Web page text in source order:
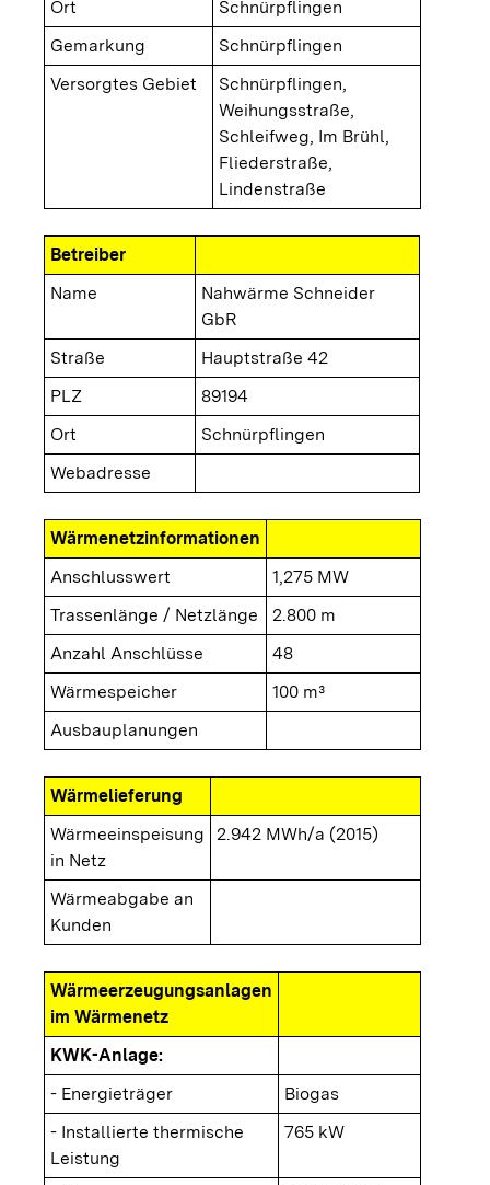
Ort
Schnürpflingen
Gemarkung
Schnürpflingen
Versorgtes Gebiet
Schnürpflingen,
Weihungsstraße,
Schleifweg, Im Brühl,
Fliederstraße,
Lindenstraße
Betreiber
Name
Nahwärme Schneider
GbR
Straße
Hauptstraße 42
PLZ
89194
Ort
Schnürpflingen
Webadresse
Wärmenetzinformationen
Anschlusswert
1,275 MW
Trassenlänge / Netzlänge
2.800 m
Anzahl Anschlüsse
48
Wärmespeicher
100 m³
Ausbauplanungen
Wärmelieferung
Wärmeeinspeisung
in Netz
2.942 MWh/a (2015)
Wärmeabgabe an
Kunden
Wärmeerzeugungsanlagen
im Wärmenetz
KWK-Anlage:
- Energieträger
Biogas
- Installierte thermische
Leistung
765 kW